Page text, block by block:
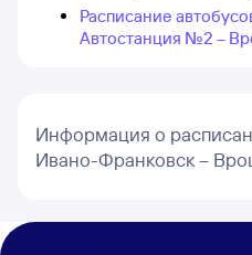
Расписание
Автостанция №2 –
Информация о
Ивано-Франковск –